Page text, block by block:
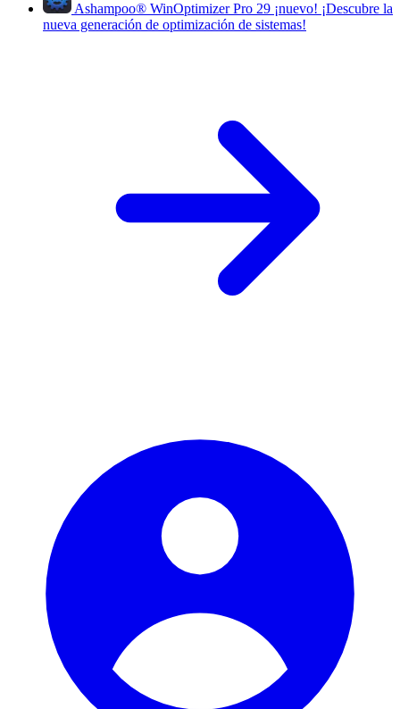
Ashampoo® WinOptimizer Pro 29 ¡nuevo! ¡Descubre la
nueva generación de optimización de sistemas!